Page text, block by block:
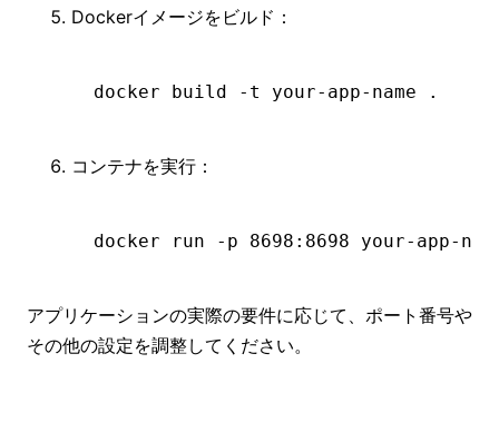
Dockerイメージをビルド：
docker build -t your-app-name .
コンテナを実行：
docker run -p 8698:8698 your-app-
アプリケーションの実際の要件に応じて、ポート番号や
その他の設定を調整してください。